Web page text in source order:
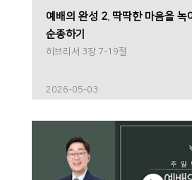
예배의 완성 2. 딱딱한 마음을 녹
순종하기
히브리서 3장 7-19절
2026-05-03